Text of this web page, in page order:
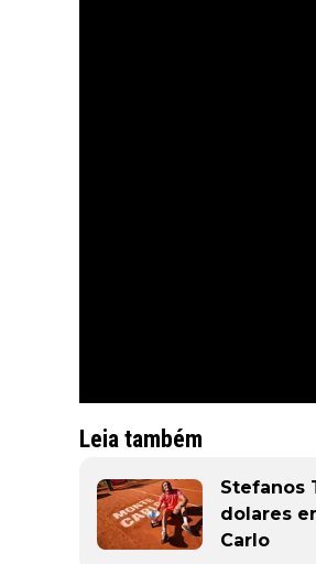
Leia também
Stefanos
dolares
Carlo